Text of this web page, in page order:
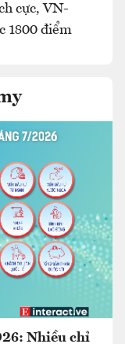
cực, VN-
1800 điểm
Nhiều chỉ